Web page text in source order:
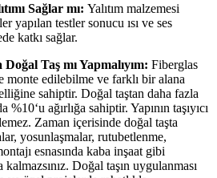
Sağlar mı: Yalıtım malzemesi
yapılan testler sonucu ısı ve ses
katkı sağlar.
Taş mı Yapmalıyım: Fiberglas
monte edilebilme ve farklı bir alana
sahiptir. Doğal taştan daha fazla
ağırlığa sahiptir. Yapının taşıyıcı
Zaman içerisinde doğal taşta
yosunlaşmalar, rutubetlenme,
esnasında kaba inşaat gibi
Doğal taşın uygulanması